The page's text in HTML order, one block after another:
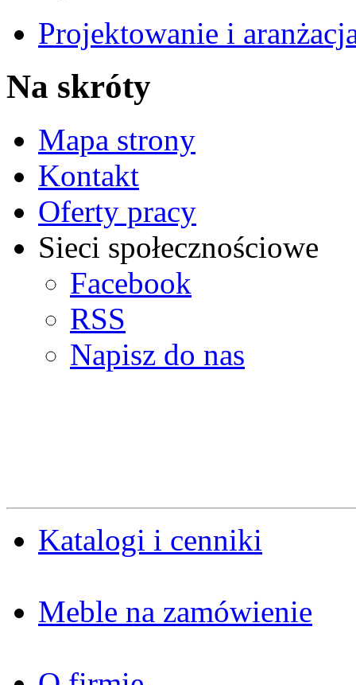
Projektowanie i
Na skróty
Mapa strony
Kontakt
Oferty pracy
Sieci społecznościowe
Facebook
RSS
Napisz do nas
Katalogi i cenniki
Meble na zamówienie